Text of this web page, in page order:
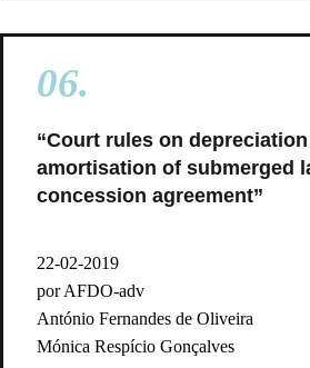
06.
“Court rules on depreciation
amortisation of submerged
concession agreement”
22-02-2019
por AFDO-adv
António Fernandes de Oliveira
Mónica Respício Gonçalves